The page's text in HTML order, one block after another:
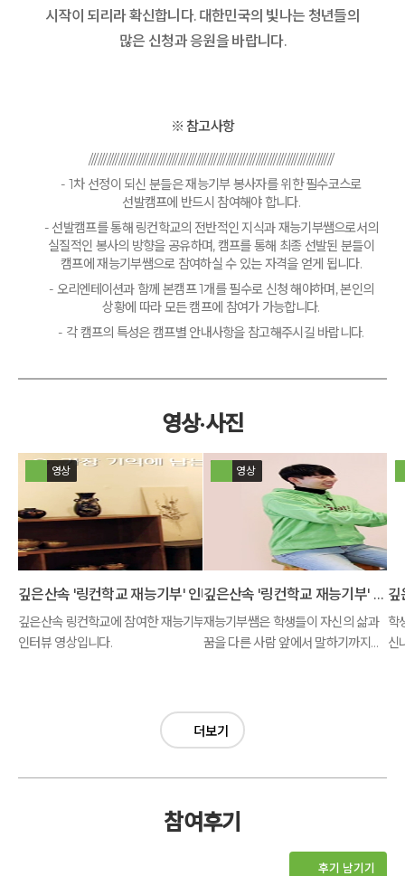
시작이 되리라 확신합니다. 대한민국의 빛나는 청년들의
많은 신청과 응원을 바랍니다.
※ 참고사항
//////////////////////////////////////////////////////////////////////////////////
- 1차 선정이 되신 분들은 재능기부 봉사자를 위한 필수코스로
선발캠프에 반드시 참여해야 합니다.
- 선발캠프를 통해 링컨학교의 전반적인 지식과 재능기부쌤으로서의
실질적인 봉사의 방향을 공유하며, 캠프를 통해 최종 선발된 분들이
캠프에 재능기부쌤으로 참여하실 수 있는 자격을 얻게 됩니다.
- 오리엔테이션과 함께 본캠프 1개를 필수로 신청 해야하며, 본인의
상황에 따라 모든 캠프에 참여가 가능합니다.
- 각 캠프의 특성은 캠프별 안내사항을 참고해주시길 바랍니다.
영상·사진
영상
깊은산속 '링컨학교 재능기부' 인터뷰 영상
깊은산속 링컨학교에 참여한 재능기부쌤들의
인터뷰 영상입니다.
영상
깊은산속 '링컨학교 재능기부' 영상2
재능기부쌤은 학생들이 자신의 삶과
꿈을 다른 사람 앞에서 말하기까지
학
신
더보기
참여후기
후기 남기기